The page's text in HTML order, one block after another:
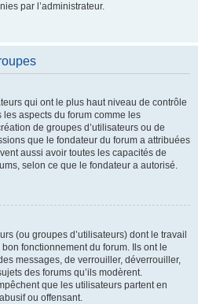
par l’administrateur.
qui ont le plus haut niveau de contrôle
aspects du forum comme les
de groupes d’utilisateurs ou de
que le fondateur du forum a attribuées
aussi avoir toutes les capacités de
selon ce que le fondateur a autorisé.
(ou groupes d’utilisateurs) dont le travail
fonctionnement du forum. Ils ont le
messages, de verrouiller, déverrouiller,
des forums qu’ils modèrent.
que les utilisateurs partent en
ou offensant.